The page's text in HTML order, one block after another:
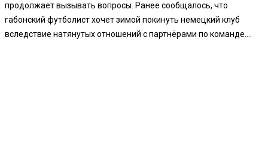
продолжает вызывать вопросы. Ранее сообщалось, что
габонский футболист хочет зимой покинуть немецкий клуб
вследствие натянутых отношений с партнёрами по команде....